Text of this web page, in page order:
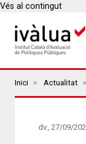
Vés al contingut
Inici Actualitat
dv., 27/09/